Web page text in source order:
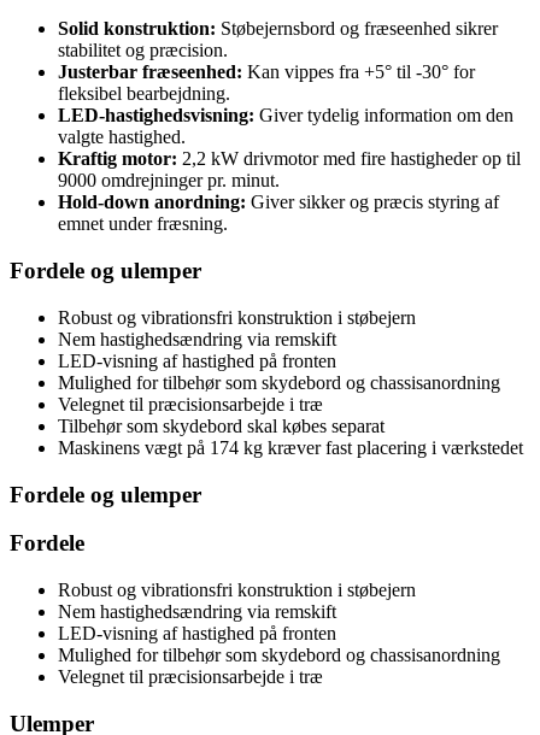
Solid konstruktion: Støbejernsbord og fræseenhed sikrer
stabilitet og præcision.
Justerbar fræseenhed: Kan vippes fra +5° til -30° for
fleksibel bearbejdning.
LED-hastighedsvisning: Giver tydelig information om den
valgte hastighed.
Kraftig motor: 2,2 kW drivmotor med fire hastigheder op til
9000 omdrejninger pr. minut.
Hold-down anordning: Giver sikker og præcis styring af
emnet under fræsning.
Fordele og ulemper
Robust og vibrationsfri konstruktion i støbejern
Nem hastighedsændring via remskift
LED-visning af hastighed på fronten
Mulighed for tilbehør som skydebord og chassisanordning
Velegnet til præcisionsarbejde i træ
Tilbehør som skydebord skal købes separat
Maskinens vægt på 174 kg kræver fast placering i værkstedet
Fordele og ulemper
Fordele
Robust og vibrationsfri konstruktion i støbejern
Nem hastighedsændring via remskift
LED-visning af hastighed på fronten
Mulighed for tilbehør som skydebord og chassisanordning
Velegnet til præcisionsarbejde i træ
Ulemper